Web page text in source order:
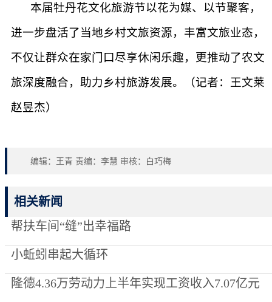
本届牡丹花文化旅游节以花为媒、以节聚客，
进一步盘活了当地乡村文旅资源，丰富文旅业态，
不仅让群众在家门口尽享休闲乐趣，更推动了农文
旅深度融合，助力乡村旅游发展。（记者：王文莱
赵昱杰）
编辑：王青 责编：李慧 审核：白巧梅
相关新闻
帮扶车间“缝”出幸福路
小蚯蚓串起大循环
隆德4.36万劳动力上半年实现工资收入7.07亿元